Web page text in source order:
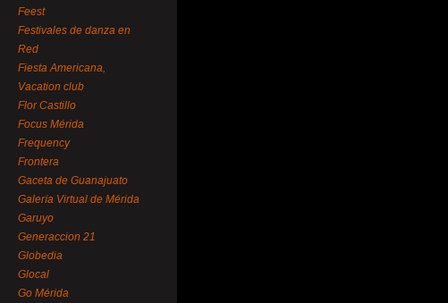
Feest
Festivales de danza en
Red
Fiesta Americana,
Vacation club
Flor Castillo
Focus Mérida
Frequency
Frontera
Gaceta de Guanajuato
Galería Virtual de Mérida
Garuyo
Generaccion 21
Globedia
Glocal
Go Mérida